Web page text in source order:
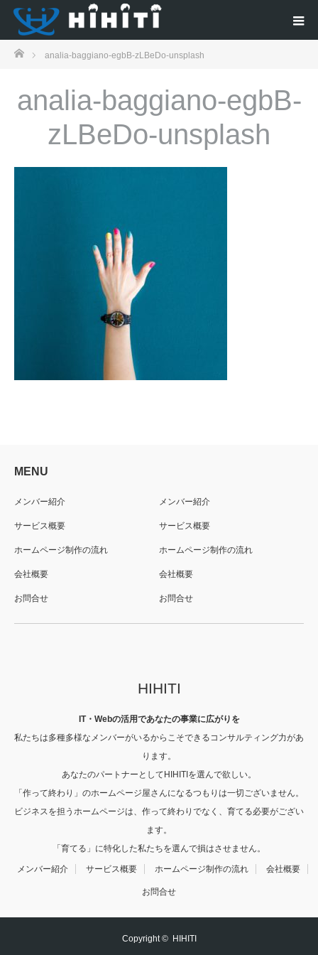
ホームanalia-baggiano-egbB-zLBeDo-unsplash
analia-baggiano-egbB-
zLBeDo-unsplash
MENU
メンバー紹介
サービス概要
ホームページ制作の流れ
会社概要
お問合せ
メンバー紹介
サービス概要
ホームページ制作の流れ
会社概要
お問合せ
HIHITI
IT・Webの活用であなたの事業に広がりを
私たちは多種多様なメンバーがいるからこそできるコンサルティング力があ
ります。
あなたのパートナーとしてHIHITIを選んで欲しい。
「作って終わり」のホームページ屋さんになるつもりは一切ございません。
ビジネスを担うホームページは、作って終わりでなく、育てる必要がござい
ます。
「育てる」に特化した私たちを選んで損はさせません。
メンバー紹介 サービス概要 ホームページ制作の流れ 会社概要
お問合せ
Copyright © HIHITI